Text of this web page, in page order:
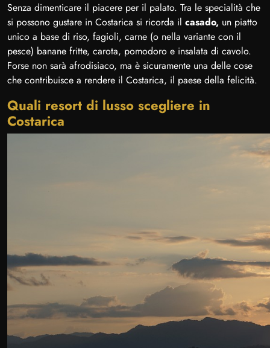
Senza dimenticare il piacere per il palato. Tra le specialità che
si possono gustare in Costarica si ricorda il casado, un piatto
unico a base di riso, fagioli, carne (o nella variante con il
pesce) banane fritte, carota, pomodoro e insalata di cavolo.
Forse non sarà afrodisiaco, ma è sicuramente una delle cose
che contribuisce a rendere il Costarica, il paese della felicità.
Quali resort di lusso scegliere in
Costarica